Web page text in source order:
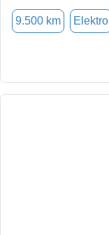
9.500 km Elektro